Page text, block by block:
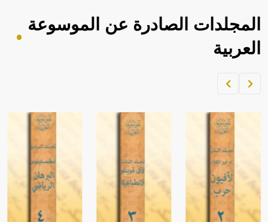
المجلدات الصادرة عن الموسوعة
العربية